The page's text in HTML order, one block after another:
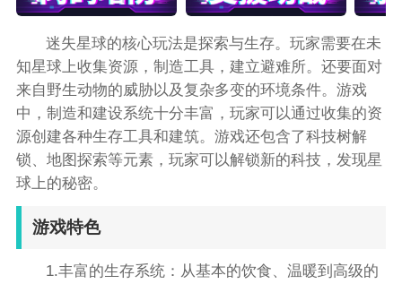
迷失星球的核心玩法是探索与生存。玩家需要在未
知星球上收集资源，制造工具，建立避难所。还要面对
来自野生动物的威胁以及复杂多变的环境条件。游戏
中，制造和建设系统十分丰富，玩家可以通过收集的资
源创建各种生存工具和建筑。游戏还包含了科技树解
锁、地图探索等元素，玩家可以解锁新的科技，发现星
球上的秘密。
游戏特色
1.丰富的生存系统：从基本的饮食、温暖到高级的